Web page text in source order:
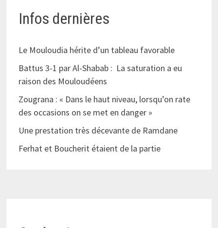
Infos dernières
Le Mouloudia hérite d’un tableau favorable
Battus 3-1 par Al-Shabab : La saturation a eu
raison des Mouloudéens
Zougrana : « Dans le haut niveau, lorsqu’on rate
des occasions on se met en danger »
Une prestation très décevante de Ramdane
Ferhat et Boucherit étaient de la partie